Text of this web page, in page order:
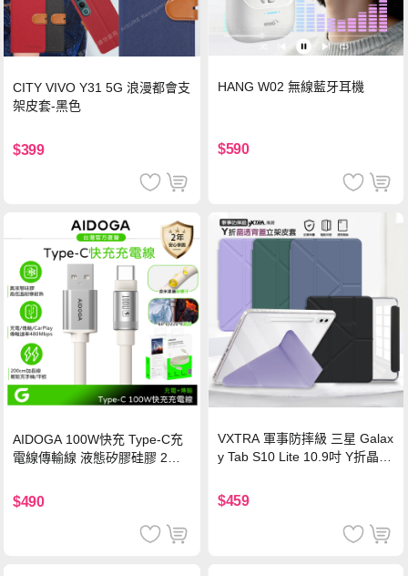
CITY VIVO Y31 5G 浪漫都會支
架皮套-黑色
$399
HANG W02 無線藍牙耳機
$590
AIDOGA 100W快充 Type-C充
電線傳輸線 液態矽膠硅膠 2M
$490
VXTRA 軍事防摔級 三星 Galax
y Tab S10 Lite 10.9吋 Y折晶透
$459